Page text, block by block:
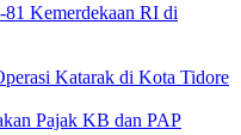
Kemerdekaan RI di
Katarak di Kota Tidore
Pajak KB dan PAP